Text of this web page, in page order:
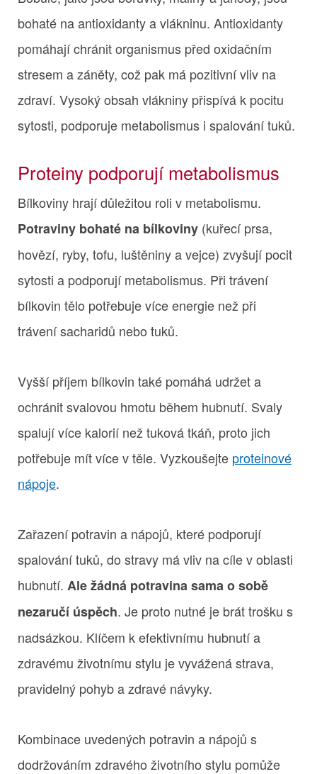
bohaté na antioxidanty a vlákninu. Antioxidanty
pomáhají chránit organismus před oxidačním
stresem a záněty, což pak má pozitivní vliv na
zdraví. Vysoký obsah vlákniny přispívá k pocitu
sytosti, podporuje metabolismus i spalování tuků.
Proteiny podporují metabolismus
Bílkoviny hrají důležitou roli v metabolismu.
Potraviny bohaté na bílkoviny (kuřecí prsa,
hovězí, ryby, tofu, luštěniny a vejce) zvyšují pocit
sytosti a podporují metabolismus. Při trávení
bílkovin tělo potřebuje více energie než při
trávení sacharidů nebo tuků.
Vyšší příjem bílkovin také pomáhá udržet a
ochránit svalovou hmotu během hubnutí. Svaly
spalují více kalorií než tuková tkáň, proto jich
potřebuje mít více v těle. Vyzkoušejte proteinové
nápoje.
Zařazení potravin a nápojů, které podporují
spalování tuků, do stravy má vliv na cíle v oblasti
hubnutí. Ale žádná potravina sama o sobě
nezaručí úspěch. Je proto nutné je brát trošku s
nadsázkou. Klíčem k efektivnímu hubnutí a
zdravému životnímu stylu je vyvážená strava,
pravidelný pohyb a zdravé návyky.
Kombinace uvedených potravin a nápojů s
dodržováním zdravého životního stylu pomůže